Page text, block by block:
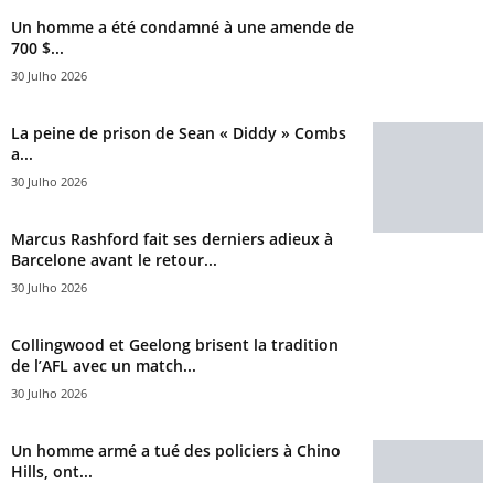
Un homme a été condamné à une amende de
700 $...
30 Julho 2026
La peine de prison de Sean « Diddy » Combs
a...
30 Julho 2026
Marcus Rashford fait ses derniers adieux à
Barcelone avant le retour...
30 Julho 2026
Collingwood et Geelong brisent la tradition
de l’AFL avec un match...
30 Julho 2026
Un homme armé a tué des policiers à Chino
Hills, ont...